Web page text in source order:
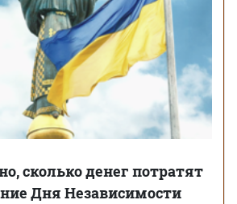
сколько денег потратят
Дня Независимости